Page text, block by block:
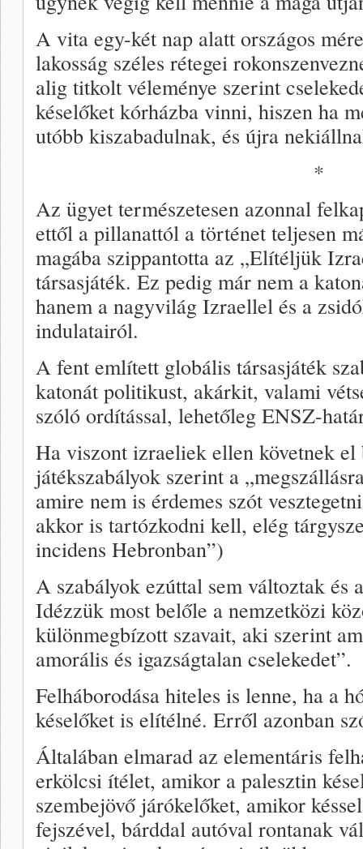
A vita egy-két nap alatt országos
lakosság széles rétegei
alig titkolt véleménye szerint
késelőket kórházba vinni, hiszen ha
utóbb kiszabadulnak, és újra
*
Az ügyet természetesen azonnal
ettől a pillanattól a történet teljesen
magába szippantotta az „Elítéljük
társasjáték. Ez pedig már nem a
hanem a nagyvilág Izraellel és a
indulatairól.
A fent említett globális társasjáték
katonát politikust, akárkit, valami
szóló ordítással, lehetőleg ENSZ-
Ha viszont izraeliek ellen követnek
játékszabályok szerint a
amire nem is érdemes szót
akkor is tartózkodni kell, elég
incidens Hebronban”)
A szabályok ezúttal sem változtak és
Idézzük most belőle a nemzetközi
különmegbízott szavait, aki szerint
amorális és igazságtalan cselekedet”.
Felháborodása hiteles is lenne, ha a
késelőket is elítélné. Erről azonban
Általában elmarad az elementáris
erkölcsi ítélet, amikor a palesztin
szembejövő járókelőket, amikor
fejszével, bárddal autóval rontanak